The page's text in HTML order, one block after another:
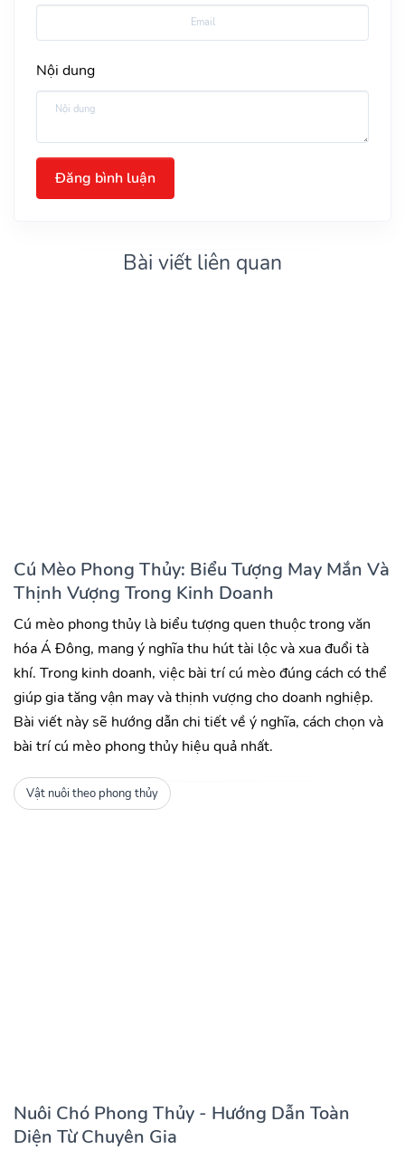
Nội dung
Đăng bình luận
Bài viết liên quan
Cú Mèo Phong Thủy: Biểu Tượng May Mắn Và
Thịnh Vượng Trong Kinh Doanh
Cú mèo phong thủy là biểu tượng quen thuộc trong văn
hóa Á Đông, mang ý nghĩa thu hút tài lộc và xua đuổi tà
khí. Trong kinh doanh, việc bài trí cú mèo đúng cách có thể
giúp gia tăng vận may và thịnh vượng cho doanh nghiệp.
Bài viết này sẽ hướng dẫn chi tiết về ý nghĩa, cách chọn và
bài trí cú mèo phong thủy hiệu quả nhất.
Vật nuôi theo phong thủy
Nuôi Chó Phong Thủy - Hướng Dẫn Toàn
Diện Từ Chuyên Gia